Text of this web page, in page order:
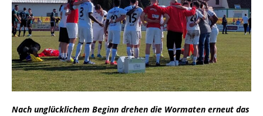
Nach unglücklichem Beginn drehen die Wormaten erneut das